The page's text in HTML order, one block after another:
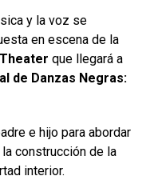
y la voz se
en escena de la
que llegará a
de Danzas Negras:
e hijo para abordar
construcción de la
interior.